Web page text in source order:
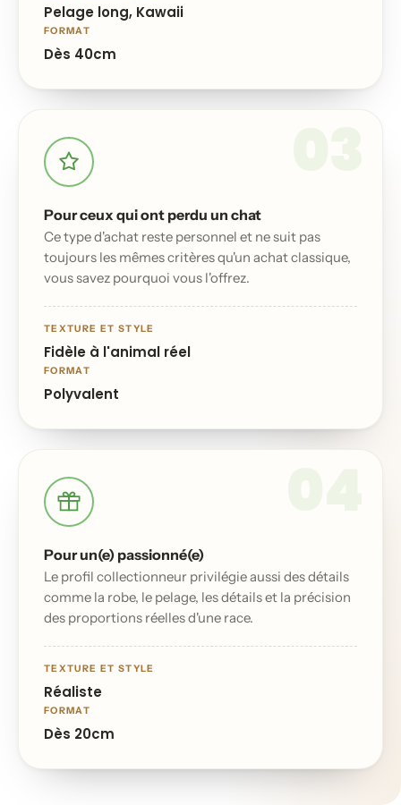
Pelage long, Kawaii
FORMAT
Dès 40cm
Pour ceux qui ont perdu un chat
Ce type d'achat reste personnel et ne suit pas
toujours les mêmes critères qu'un achat classique,
vous savez pourquoi vous l'offrez.
TEXTURE ET STYLE
Fidèle à l'animal réel
FORMAT
Polyvalent
Pour un(e) passionné(e)
Le profil collectionneur privilégie aussi des détails
comme la robe, le pelage, les détails et la précision
des proportions réelles d'une race.
TEXTURE ET STYLE
Réaliste
FORMAT
Dès 20cm